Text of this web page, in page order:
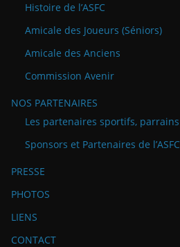
Histoire de l’ASFC
Amicale des Joueurs (Séniors)
Amicale des Anciens
Commission Avenir
NOS PARTENAIRES
Les partenaires sportifs,
Sponsors et Partenaires de l’ASFC
PRESSE
PHOTOS
LIENS
CONTACT